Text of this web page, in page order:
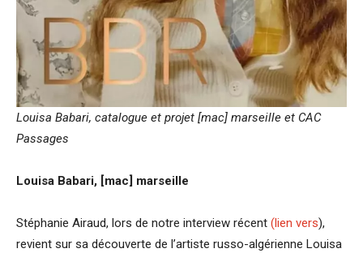
Louisa Babari, catalogue et projet [mac] marseille et CAC
Passages
Louisa Babari, [mac] marseille
Stéphanie Airaud, lors de notre interview récent (lien vers),
revient sur sa découverte de l’artiste russo-algérienne Louisa